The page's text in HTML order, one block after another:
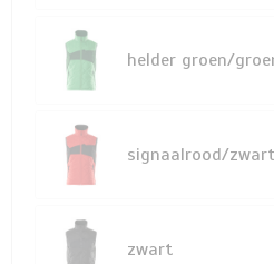
helder groen/
signaalrood/zwart
zwart